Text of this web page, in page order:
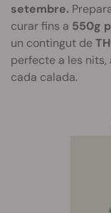
setembre.
curar fins a 550g
un contingut de
perfecte a les
cada calada.